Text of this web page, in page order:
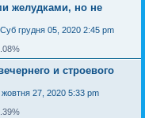
желудками, но не
Суб грудня 05, 2020 2:45 pm
и строевого
жовтня 27, 2020 5:33 pm